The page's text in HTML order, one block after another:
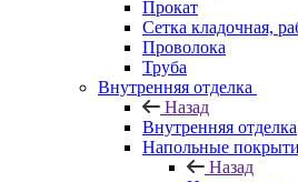
Прокат
Сетка кладочная,
Проволока
Труба
Внутренняя отделка
Назад
Внутренняя отделка
Напольные
Назад